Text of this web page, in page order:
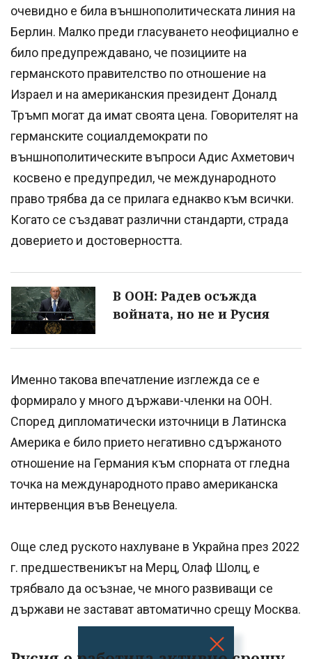
очевидно е била външнополитическата линия на
Берлин. Малко преди гласуването неофициално е
било предупреждавано, че позициите на
германското правителство по отношение на
Израел и на американския президент Доналд
Тръмп могат да имат своята цена. Говорителят на
германските социалдемократи по
външнополитическите въпроси Адис Ахметович
косвено е предупредил, че международното
право трябва да се прилага еднакво към всички.
Когато се създават различни стандарти, страда
доверието и достоверността.
В ООН: Радев осъжда
войната, но не и Русия
Именно такова впечатление изглежда се е
формирало у много държави-членки на ООН.
Според дипломатически източници в Латинска
Америка е било прието негативно сдържаното
отношение на Германия към спорната от гледна
точка на международното право американска
интервенция във Венецуела.
Още след руското нахлуване в Украйна през 2022
г. предшественикът на Мерц, Олаф Шолц, е
трябвало да осъзнае, че много развиващи се
държави не застават автоматично срещу Москва.